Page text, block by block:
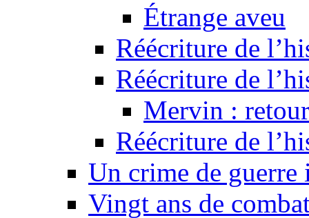
Étrange aveu
Réécriture de
Réécriture de
Mervin :
Réécriture de
Un crime de guerre
Vingt ans de